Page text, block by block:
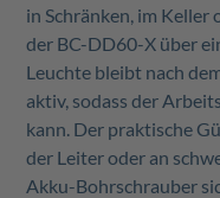
in Schränken, im
der BC-DD60-X über
Leuchte bleibt nach
aktiv, sodass der
kann. Der praktische
der Leiter oder an
Akku-Bohrschrauber